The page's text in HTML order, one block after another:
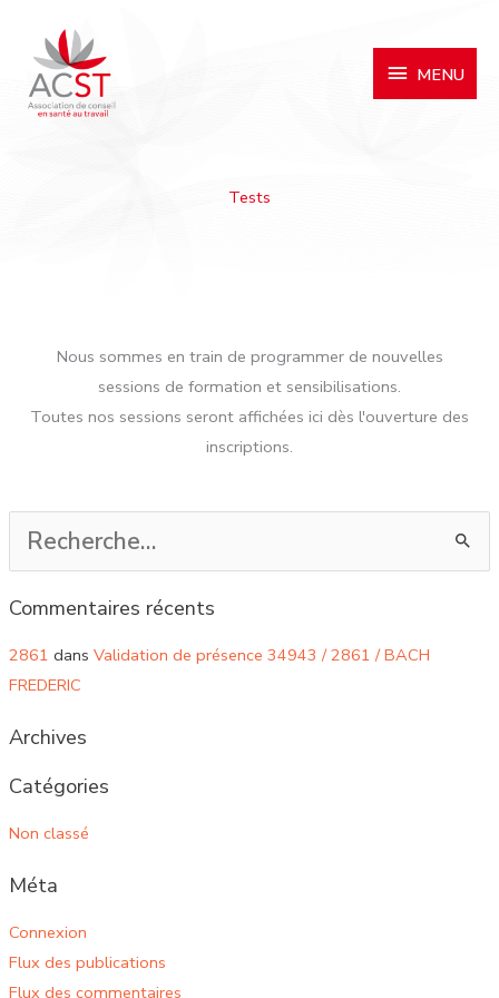
MENU
Tests
Nous sommes en train de programmer de nouvelles
sessions de formation et sensibilisations.
Toutes nos sessions seront affichées ici dès l'ouverture des
inscriptions.
Rechercher :
Commentaires récents
2861 dans Validation de présence 34943 / 2861 / BACH
FREDERIC
Archives
Catégories
Non classé
Méta
Connexion
Flux des publications
Flux des commentaires